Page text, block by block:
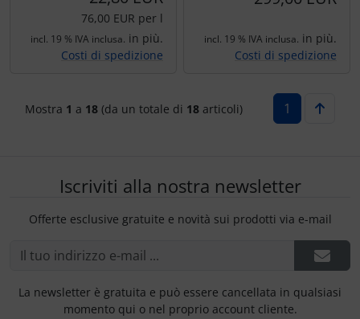
76,00 EUR per l
incl. 19 % IVA inclusa. in più.
Costi di spedizione
incl. 19 % IVA inclusa. in più.
Costi di spedizione
Mostra 1 a 18 (da un totale di 18 articoli) 1
Iscriviti alla nostra newsletter
Offerte esclusive gratuite e novità sui prodotti via e-mail
La newsletter è gratuita e può essere cancellata in qualsiasi
momento qui o nel proprio account cliente.